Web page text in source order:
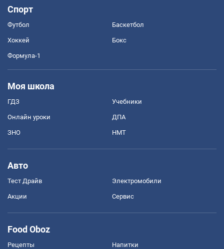
Спорт
Футбол Баскетбол
Хоккей Бокс
Формула-1
Моя школа
ГДЗ Учебники
Онлайн уроки ДПА
ЗНО НМТ
Авто
Тест Драйв Электромобили
Акции Сервис
Food Oboz
Рецепты Напитки